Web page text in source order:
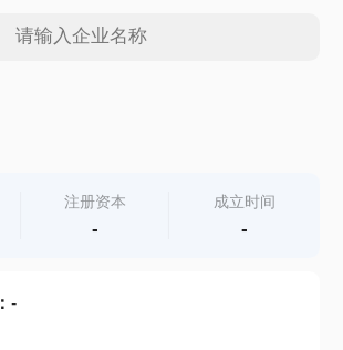
注册资本
-
成立时间
-
-